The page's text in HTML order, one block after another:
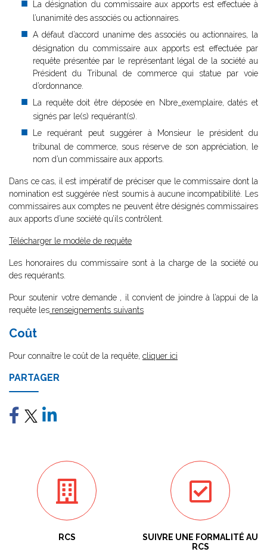
La désignation du commissaire aux apports est effectuée à
l’unanimité des associés ou actionnaires.
A défaut d’accord unanime des associés ou actionnaires, la
désignation du commissaire aux apports est effectuée par
requête présentée par le représentant légal de la société au
Président du Tribunal de commerce qui statue par voie
d’ordonnance.
La requête doit être déposée en Nbre_exemplaire, datés et
signés par le(s) requérant(s).
Le requérant peut suggérer à Monsieur le président du
tribunal de commerce, sous réserve de son appréciation, le
nom d’un commissaire aux apports.
Dans ce cas, il est impératif de préciser que le commissaire dont la
nomination est suggérée n’est soumis à aucune incompatibilité. Les
commissaires aux comptes ne peuvent être désignés commissaires
aux apports d’une société qu’ils contrôlent.
Télécharger le modèle de requête
Les honoraires du commissaire sont à la charge de la société ou
des requérants.
Pour soutenir votre demande , il convient de joindre à l’appui de la
requête les renseignements suivants
Coût
Pour connaître le coût de la requête, cliquer ici
PARTAGER
RCS
SUIVRE UNE FORMALITÉ AU
RCS